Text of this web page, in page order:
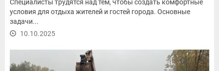
Специалисты трудятся над тем, чтобы создать комфортные
условия для отдыха жителей и гостей города. Основные
задачи...
10.10.2025